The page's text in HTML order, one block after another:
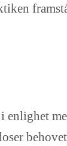
enlighet